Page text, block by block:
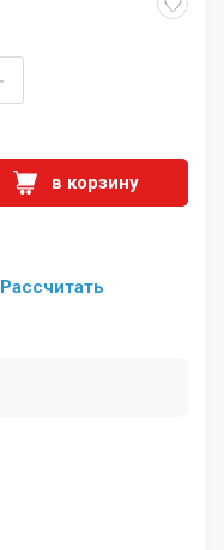
в корзину
Рассчитать